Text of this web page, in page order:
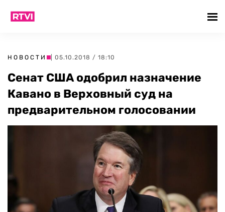
НОВОСТИ | 05.10.2018 / 18:10
Сенат США одобрил назначение
Кавано в Верховный суд на
предварительном голосовании